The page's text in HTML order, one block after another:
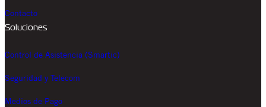
Contacto
Soluciones
Control de Asistencia (Smartic)
Seguridad y Telecom
Medios de Pago